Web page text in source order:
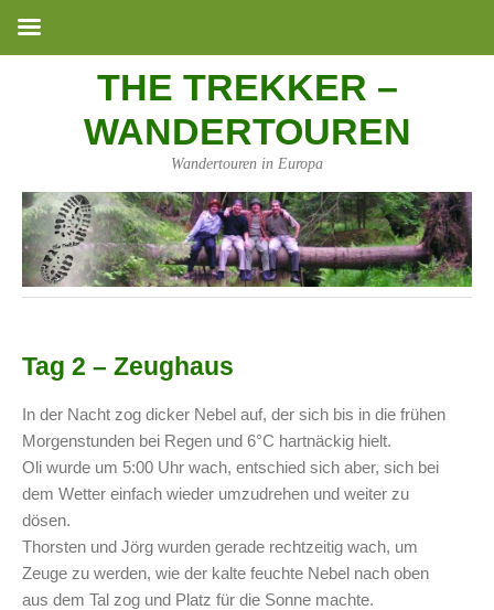
THE TREKKER –
WANDERTOUREN
Wandertouren in Europa
Tag 2 – Zeughaus
In der Nacht zog dicker Nebel auf, der sich bis in die frühen
Morgenstunden bei Regen und 6°C hartnäckig hielt.
Oli wurde um 5:00 Uhr wach, entschied sich aber, sich bei
dem Wetter einfach wieder umzudrehen und weiter zu
dösen.
Thorsten und Jörg wurden gerade rechtzeitig wach, um
Zeuge zu werden, wie der kalte feuchte Nebel nach oben
aus dem Tal zog und Platz für die Sonne machte.